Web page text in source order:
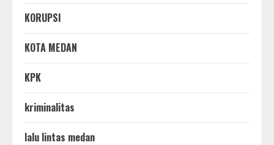
KORUPSI
KOTA MEDAN
KPK
kriminalitas
lalu lintas medan